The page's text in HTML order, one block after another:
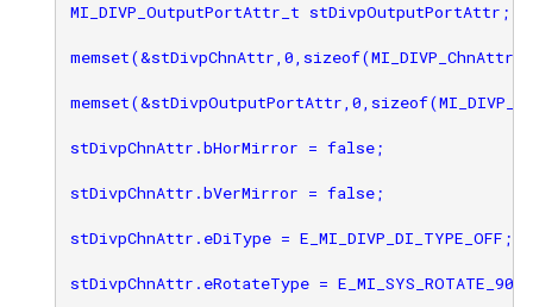
MI_DIVP_OutputPortAttr_t stDivpOutputPortAttr;
stDivpChnAttr.bHorMirror = false;
stDivpChnAttr.bVerMirror = false;
stDivpChnAttr.eDiType = E_MI_DIVP_DI_TYPE_OFF;
stDivpChnAttr.eRotateType = E_MI_SYS_ROTATE_90;